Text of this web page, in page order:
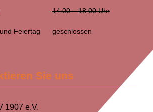
14:00 – 18:00 Uhr
Feiertag geschlossen
Sie uns
1907 e.V.